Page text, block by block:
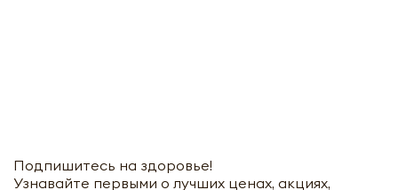
Подпишитесь на здоровье!
Узнавайте первыми о лучших ценах, акциях,